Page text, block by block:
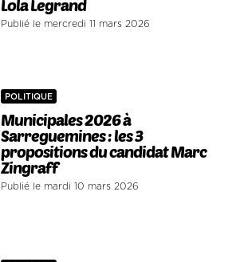
Lola Legrand
Publié le mercredi 11 mars 2026
POLITIQUE
Municipales 2026 à
Sarreguemines : les 3
propositions du candidat Marc
Zingraff
Publié le mardi 10 mars 2026